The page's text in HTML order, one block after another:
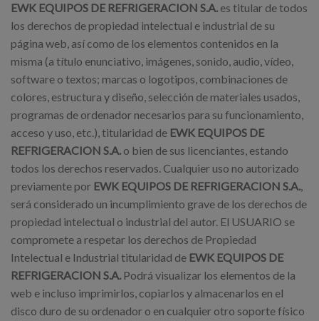
EWK EQUIPOS DE REFRIGERACION S.A. es titular de todos
los derechos de propiedad intelectual e industrial de su
página web, así como de los elementos contenidos en la
misma (a título enunciativo, imágenes, sonido, audio, vídeo,
software o textos; marcas o logotipos, combinaciones de
colores, estructura y diseño, selección de materiales usados,
programas de ordenador necesarios para su funcionamiento,
acceso y uso, etc.), titularidad de EWK EQUIPOS DE
REFRIGERACION S.A. o bien de sus licenciantes, estando
todos los derechos reservados. Cualquier uso no autorizado
previamente por EWK EQUIPOS DE REFRIGERACION S.A.,
será considerado un incumplimiento grave de los derechos de
propiedad intelectual o industrial del autor. El USUARIO se
compromete a respetar los derechos de Propiedad
Intelectual e Industrial titularidad de EWK EQUIPOS DE
REFRIGERACION S.A. Podrá visualizar los elementos de la
web e incluso imprimirlos, copiarlos y almacenarlos en el
disco duro de su ordenador o en cualquier otro soporte físico